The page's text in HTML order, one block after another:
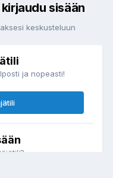
sisään
keskusteluun
ja nopeasti!